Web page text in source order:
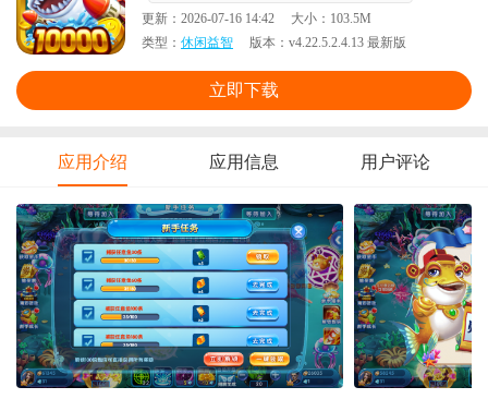
更新： 2026-07-16 14:42 大小： 103.5M
类型： 休闲益智 版本： v4.22.5.2.4.13 最新版
立即下载
应用介绍 应用信息 用户评论